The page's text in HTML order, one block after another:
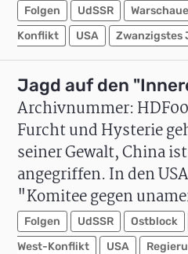
Folgen UdSSR
Konflikt
USA
Jagd auf den
Archivnummer:
Furcht und Hysterie
seiner Gewalt, China
angegriffen. In den
"Komitee gegen
Folgen UdSSR Ostblock
West-Konflikt
USA